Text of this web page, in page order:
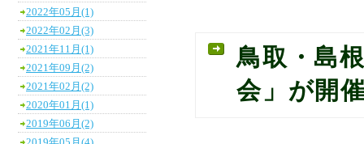
鳥取・島
会」が開
2022年05月(1)
2022年02月(3)
2021年11月(1)
2021年09月(2)
2021年02月(2)
2020年01月(1)
2019年06月(2)